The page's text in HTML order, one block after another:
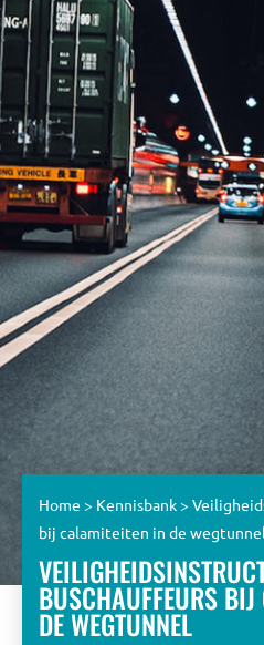
Home > Kennisbank>
bij calamiteiten in de wegtunnel
BUSCHAUFFEURS
DE WEGTUNNEL